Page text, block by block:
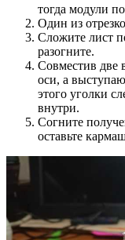
тогда модули
Один из
Сложите лист
разогните.
Совместив две
оси, а
этого уголки
внутри.
Согните
оставьте